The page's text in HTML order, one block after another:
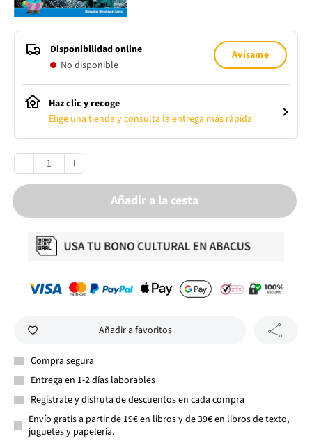
Disponibilidad online
No disponible
Avísame
Haz clic y recoge
Elige una tienda y consulta la entrega más rápida
Añadir a la cesta
Añadir a favoritos
Compra segura
Entrega en 1-2 días laborables
Regístrate y disfruta de descuentos en cada compra
Envío gratis a partir de 19€ en libros y de 39€ en libros de texto,
juguetes y papelería.